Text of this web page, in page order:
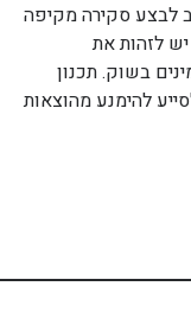
לבצע סקירה מקיפה
לזהות את
בשוק. תכנון
להימנע מהוצאות